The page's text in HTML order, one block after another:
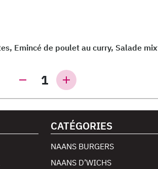
Emincé de poulet au curry, Salade
1
CATÉGORIES
NAANS BURGERS
NAANS D’WICHS